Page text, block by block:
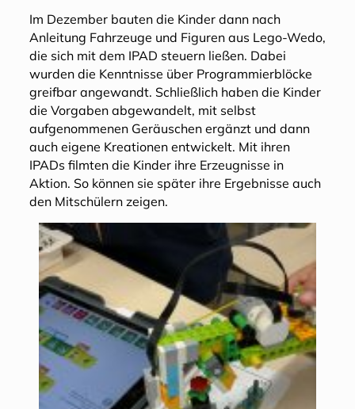
Im Dezember bauten die Kinder dann nach
Anleitung Fahrzeuge und Figuren aus Lego-Wedo,
die sich mit dem IPAD steuern ließen. Dabei
wurden die Kenntnisse über Programmierblöcke
greifbar angewandt. Schließlich haben die Kinder
die Vorgaben abgewandelt, mit selbst
aufgenommenen Geräuschen ergänzt und dann
auch eigene Kreationen entwickelt. Mit ihren
IPADs filmten die Kinder ihre Erzeugnisse in
Aktion. So können sie später ihre Ergebnisse auch
den Mitschülern zeigen.